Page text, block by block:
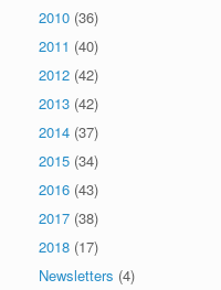
2010 (36)
2011 (40)
2012 (42)
2013 (42)
2014 (37)
2015 (34)
2016 (43)
2017 (38)
2018 (17)
Newsletters (4)